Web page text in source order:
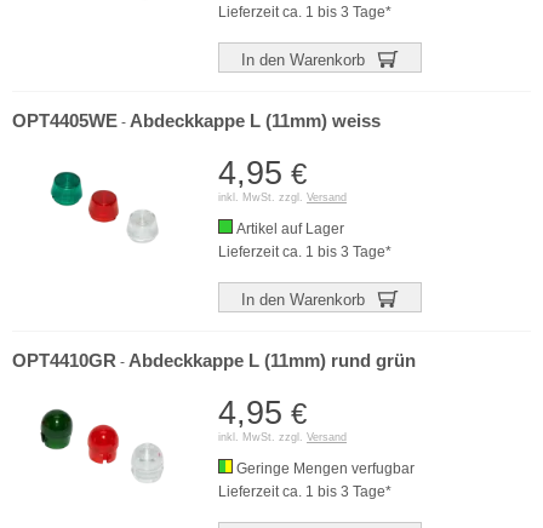
Lieferzeit ca. 1 bis 3 Tage*
In den Warenkorb
OPT4405WE - Abdeckkappe L (11mm) weiss
4,95 €
inkl. MwSt. zzgl. Versand
Artikel auf Lager
Lieferzeit ca. 1 bis 3 Tage*
In den Warenkorb
OPT4410GR - Abdeckkappe L (11mm) rund grün
4,95 €
inkl. MwSt. zzgl. Versand
Geringe Mengen verfugbar
Lieferzeit ca. 1 bis 3 Tage*